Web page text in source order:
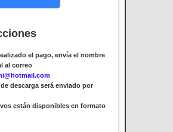
el pago, envía el nombre
al correo
descarga será enviado por
están disponibles en formato